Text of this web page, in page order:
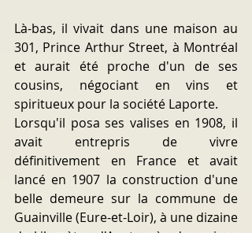
Là-bas, il vivait dans une maison au
301, Prince Arthur Street, à Montréal
et aurait été proche d'un de ses
cousins, négociant en vins et
spiritueux pour la société Laporte.
Lorsqu'il posa ses valises en 1908, il
avait entrepris de vivre
définitivement en France et avait
lancé en 1907 la construction d'une
belle demeure sur la commune de
Guainville (Eure-et-Loir), à une dizaine